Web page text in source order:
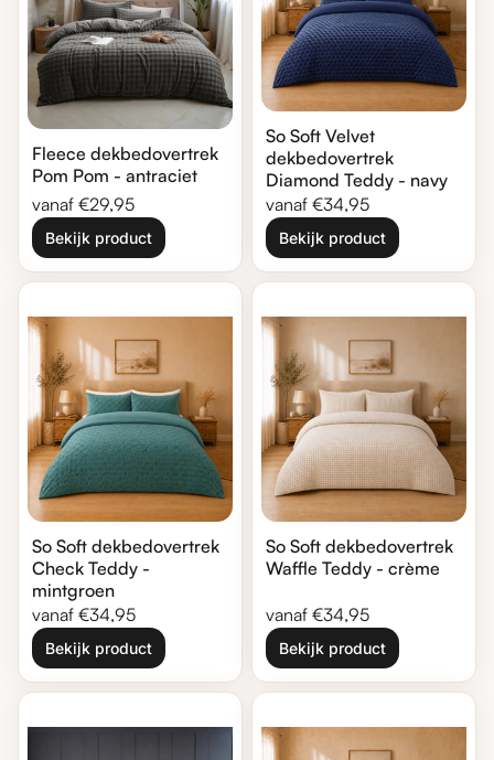
Fleece dekbedovertrek
Pom Pom - antraciet
Normale prijs
vanaf €29,95
Bekijk product
So Soft Velvet
dekbedovertrek
Diamond Teddy - navy
Normale prijs
vanaf €34,95
Bekijk product
So Soft dekbedovertrek
Check Teddy -
mintgroen
Normale prijs
vanaf €34,95
Bekijk product
So Soft dekbedovertrek
Waffle Teddy - crème
Normale prijs
vanaf €34,95
Bekijk product